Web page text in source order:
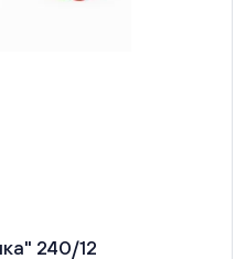
240/12